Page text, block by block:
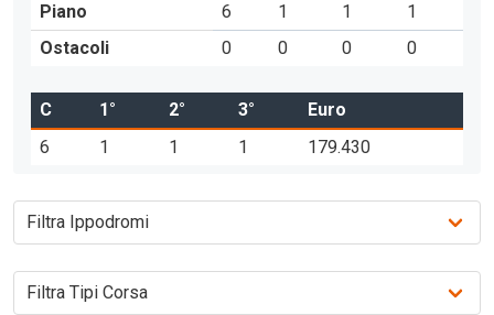
Piano
6 1 1
1
Ostacoli
0 0 0 0
C 1° 2° 3°
Euro
6
1 1 1 179.430